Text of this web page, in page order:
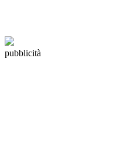
pubblicità